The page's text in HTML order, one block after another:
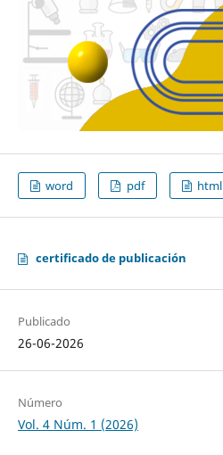
word pdf html
certificado de publicación
Publicado
26-06-2026
Número
Vol. 4 Núm. 1 (2026)